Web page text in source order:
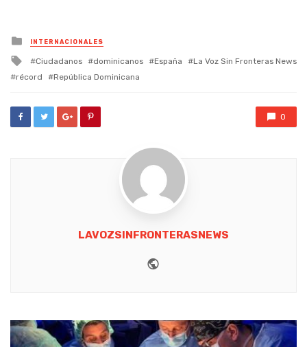
Posted
in
INTERNACIONALES
Tagged
with
Ciudadanos dominicanos España
La Voz Sin Fronteras News
récord
República Dominicana
0
LAVOZSINFRONTERASNEWS